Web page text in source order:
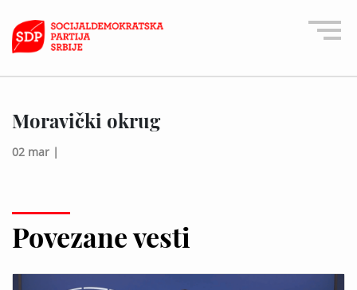
Moravički okrug
02 mar |
Povezane vesti